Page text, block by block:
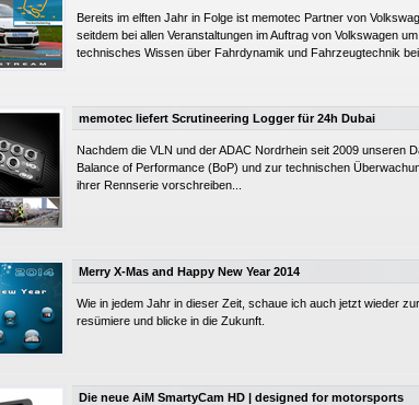
Bereits im elften Jahr in Folge ist memotec Partner von
seitdem bei allen Veranstaltungen im Auftrag von Volkswagen
technisches Wissen über Fahrdynamik und Fahrzeugtechnik
memotec liefert Scrutineering Logger für 24h Dubai
Nachdem die VLN und der ADAC Nordrhein seit 2009 unseren
Balance of Performance (BoP) und zur technischen
ihrer Rennserie vorschreiben...
Merry X-Mas and Happy New Year 2014
Wie in jedem Jahr in dieser Zeit, schaue ich auch jetzt wieder
resümiere und blicke in die Zukunft.
Die neue AiM SmartyCam HD | designed for motorsports